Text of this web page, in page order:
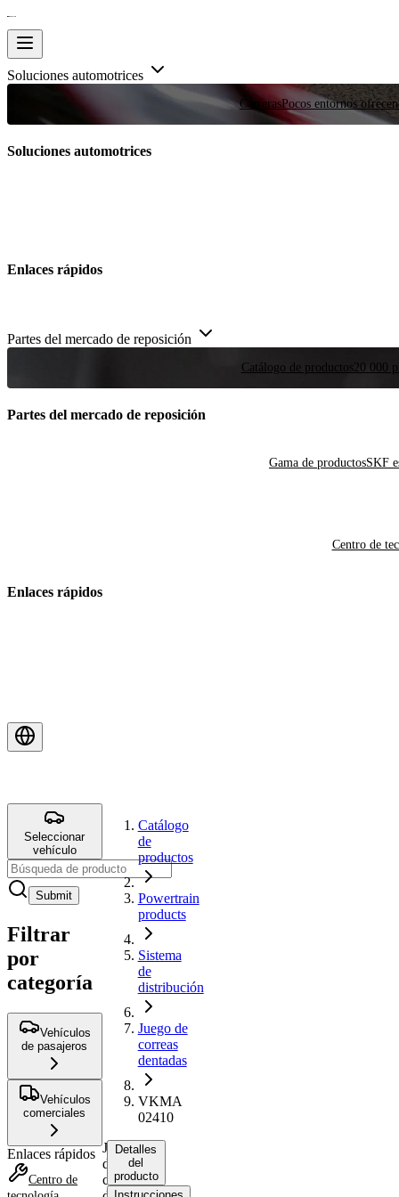
Soluciones automotrices
CarrerasPocos entornos
Soluciones automotrices
Enlaces rápidos
Partes del mercado de reposición
Catálogo de productos20 000
Partes del mercado de reposición
Gama de productosSKF
Centro de
Enlaces rápidos
Seleccionar
vehículo
Submit
Filtrar
por
categoría
Vehículos
de pasajeros
Vehículos
comerciales
Enlaces rápidos
Centro de
Catálogo
de
productos
Powertrain
products
Sistema
de
distribución
Juego de
correas
dentadas
VKMA
02410
Juego
de
correas
Detalles
del
producto